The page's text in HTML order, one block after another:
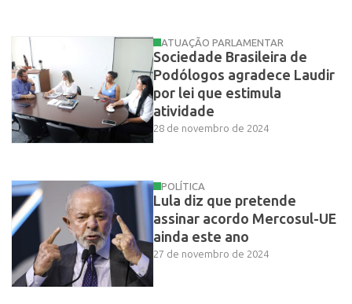
ATUAÇÃO PARLAMENTAR
Sociedade Brasileira de
Podólogos agradece Laudir
por lei que estimula
atividade
28 de novembro de 2024
POLÍTICA
Lula diz que pretende
assinar acordo Mercosul-UE
ainda este ano
27 de novembro de 2024